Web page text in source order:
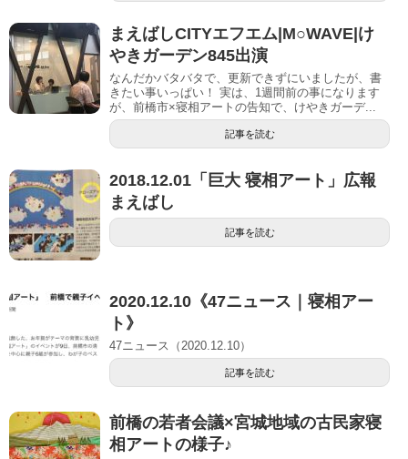
まえばしCITYエフエム|M○WAVE|け
やきガーデン845出演
なんだかバタバタで、更新できずにいましたが、書
きたい事いっぱい！ 実は、1週間前の事になります
が、前橋市×寝相アートの告知で、けやきガーデ...
記事を読む
2018.12.01「巨大 寝相アート」広報
まえばし
記事を読む
2020.12.10《47ニュース｜寝相アー
ト》
47ニュース（2020.12.10）
記事を読む
前橋の若者会議×宮城地域の古民家寝
相アートの様子♪